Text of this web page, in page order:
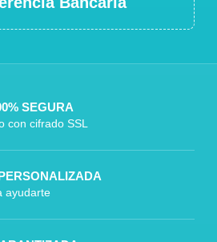
SEGURA
con cifrado SSL
ayudarte